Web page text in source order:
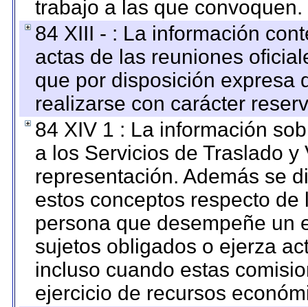
trabajo a las que convoquen.
84 XIII - : La información
actas de las reuniones
que por disposición expresa
realizarse con carácter
84 XIV 1 : La información
a los Servicios de Traslado
representación. Además se
estos conceptos respecto
persona que desempeñe un
sujetos obligados o ejerza
incluso cuando estas
ejercicio de recursos